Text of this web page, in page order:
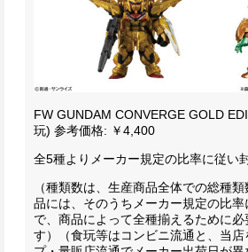
FW GUNDAM CONVERGE GOLD
玩) 参考価格: ￥4,400
全5種よりメーカー規定の比率に従い封
（種類数は、生産商品全体での総種
品には、そのうちメーカー規定の比
で、商品によって全種揃えるために
す）
（食玩等はコンビニ流通と、当